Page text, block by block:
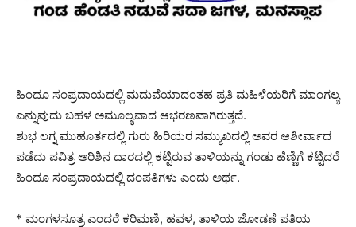
ಹಿಂದೂ ಸಂಪ್ರದಾಯದಲ್ಲಿ ಮದುವೆಯಾದಂತಹ ಪ್ರತಿ ಮಹಿಳೆಯರಿಗೆ ಮಾಂಗಲ್ಯ
ಎನ್ನುವುದು ಬಹಳ ಅಮೂಲ್ಯವಾದ ಆಭರಣವಾಗಿರುತ್ತದೆ.
ಶುಭ ಲಗ್ನ ಮುಹೂರ್ತದಲ್ಲಿ ಗುರು ಹಿರಿಯರ ಸಮ್ಮುಖದಲ್ಲಿ ಅವರ ಆಶೀರ್ವಾದ
ಪಡೆದು ಪವಿತ್ರ ಅರಿಶಿನ ದಾರದಲ್ಲಿ ಕಟ್ಟಿರುವ ತಾಳಿಯನ್ನು ಗಂಡು ಹೆಣ್ಣಿಗೆ ಕಟ್ಟಿದರೆ
ಹಿಂದೂ ಸಂಪ್ರದಾಯದಲ್ಲಿ ದಂಪತಿಗಳು ಎಂದು ಅರ್ಥ.
* ಮಂಗಳಸೂತ್ರ ಎಂದರೆ ಕರಿಮಣಿ, ಹವಳ, ತಾಳಿಯ ಜೋಡಣೆ ಪತಿಯ